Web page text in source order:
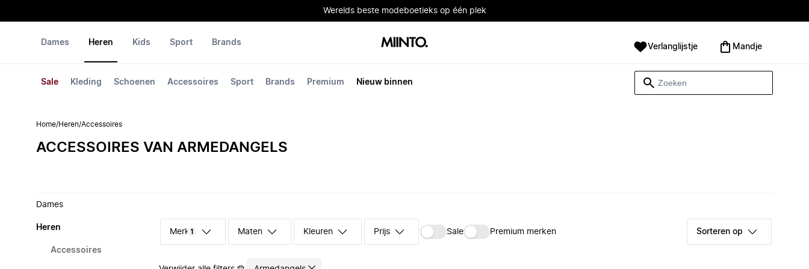
Werelds beste modeboetieks op één plek
Dames Heren
Sale Kleding Schoenen Accessoires Sport Brands Premium Nieuw binnen
Kids Sport Brands Verlanglijstje Mandje
Home/Heren/Accessoires
ACCESSOIRES VAN ARMEDANGELS
Dames
Heren
Accessoires
Merk 1 Maten Kleuren Prijs Sale Premium merken Sorteren op